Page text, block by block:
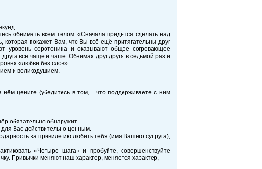
обнимать всем телом. «Сначала придётся сделать над
которая покажет Вам, что Вы всё ещё притягательны друг
серотонина и оказывают общее согревающее
всё чаще и чаще. Обнимая друг друга в седьмой раз и
«любви без слов».
и великодушием.
нём цените (убедитесь в том, что поддерживаете с ним
обязательно обнаружит.
для Вас действительно ценным.
за привилегию любить тебя (имя Вашего супруга),
«Четыре шага» и пробуйте, совершенствуйте
Привычки меняют наш характер, меняется характер,